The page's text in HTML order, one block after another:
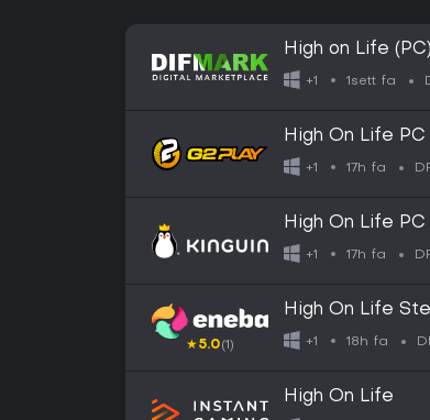
High on Life (PC)
+1 1sett fa
High On Life
+1 17h fa
High On Life
+1 17h fa
★5.0(1)
High On Life
+1 18h fa
High On Life